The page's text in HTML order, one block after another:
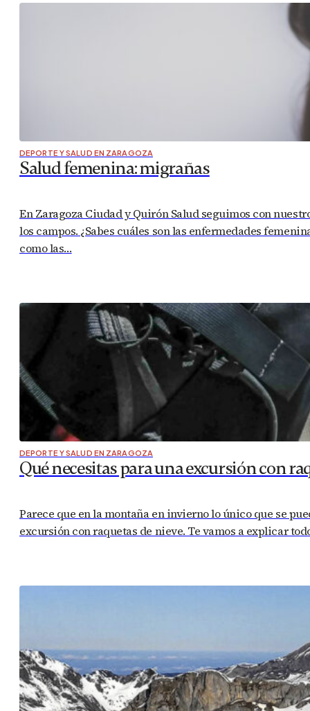
DEPORTE Y SALUD EN ZARAGOZA
Salud femenina: migrañas
En Zaragoza Ciudad y Quirón Salud seguimos con
los campos. ¿Sabes cuáles son las enfermedades
como las…
DEPORTE Y SALUD EN ZARAGOZA
Qué necesitas para una excursión con
Parece que en la montaña en invierno lo único que se
excursión con raquetas de nieve. Te vamos a explicar